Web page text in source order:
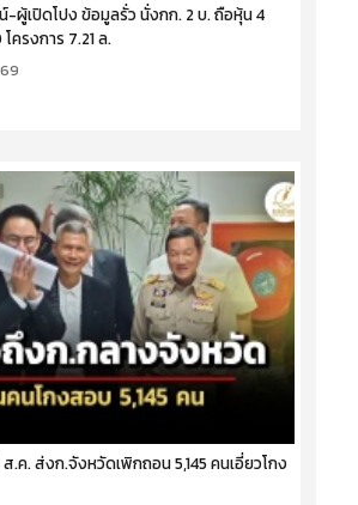
-ผู้เปิดโปง ข้อมูลรั่ว นั่งกก. 2 บ. ถือหุ้น 4
ครงการ 7.21 ล.
.ค. ส่งก.จังหวัดเพิกถอน 5,145 คนเอี่ยวโกง